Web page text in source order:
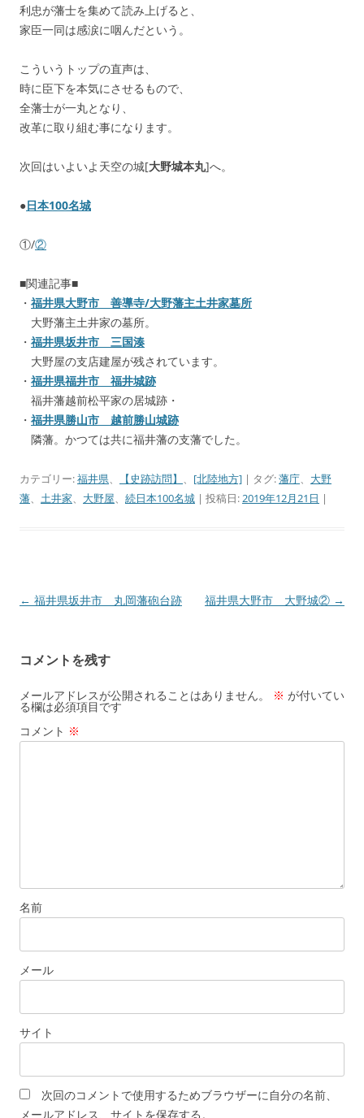
利忠が藩士を集めて読み上げると、
家臣一同は感涙に咽んだという。
こういうトップの直声は、
時に臣下を本気にさせるもので、
全藩士が一丸となり、
改革に取り組む事になります。
次回はいよいよ天空の城[大野城本丸]へ。
●日本100名城
①/②
■関連記事■
・ 福井県大野市 善導寺/大野藩主土井家墓所
大野藩主土井家の墓所。
・ 福井県坂井市 三国湊
大野屋の支店建屋が残されています。
・ 福井県福井市 福井城跡
福井藩越前松平家の居城跡・
・ 福井県勝山市 越前勝山城跡
隣藩。かつては共に福井藩の支藩でした。
カテゴリー:福井県、 【史跡訪問】 、 [北陸地方] | タグ:藩庁、 大野
藩、 土井家、 大野屋、 続日本100名城 | 投稿日:2019年12月21日 |
投
ビ
ゲ
ー
シ
← 福井県坂井市 丸岡藩砲台跡 福井県大野市 大野城② →
コメントを残す
メールアドレスが公開されることはありません。 ※ が付いてい
る欄は必須項目です
コメント ※
名前
メール
サイト
次回のコメントで使用するためブラウザーに自分の名前、
メールアドレス、サイトを保存する。